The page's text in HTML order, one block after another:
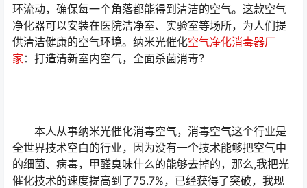
环流动，确保每一个角落都能得到清洁的空气。这款空气
净化器可以安装在医院洁净室、实验室等场所，为人们提
供清洁健康的空气环境。纳米光催化空气净化消毒器厂
家 ：打造清新室内空气，全面杀菌消毒？
本人从事纳米光催化消毒空气，消毒空气这个行业是
全世界技术空白的行业，因为没有一个技术能够把空气中
的细菌、病毒，甲醛臭味什么的能够去掉的，那么,我把光
催化技术的速度提高到了75.7%，已经获得了突破，我现